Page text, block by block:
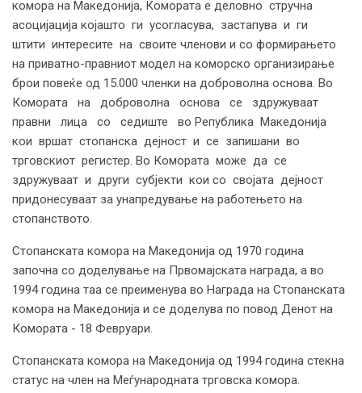
комора на Македонија, Комората е деловно стручна
асоцијација којашто ги усогласува, застапува и ги
штити интересите на своите членови и со формирањето
на приватно-правниот модел на коморско организирање
брои повеќе од 15.000 членки на доброволна основа. Во
Комората на доброволна основа се здружуваат
правни лица со седиште во Република Македонија
кои вршат стопанска дејност и се запишани во
трговскиот регистер. Во Комората може да се
здружуваат и други субјекти кои со својата дејност
придонесуваат за унапредување на работењето на
стопанството.
Стопанската комора на Македонија од 1970 година
започна со доделување на Првомајската награда, а во
1994 година таа се преименува во Награда на Стопанската
комора на Македонија и се доделува по повод Денот на
Комората - 18 Февруари.
Стопанската комора на Македонија од 1994 година стекна
статус на член на Меѓународната трговска комора.